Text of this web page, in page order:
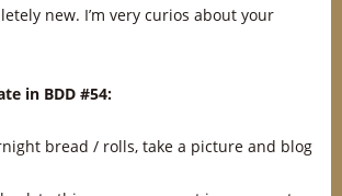
new. I’m very curios about your
in BDD #54:
bread / rolls, take a picture and blog